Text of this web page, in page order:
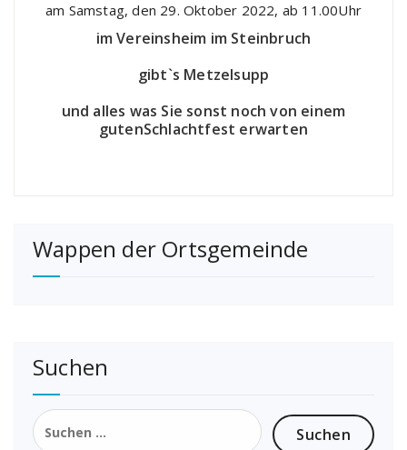
am Samstag, den 29. Oktober 2022, ab 11.00Uhr
im Vereinsheim im Steinbruch
gibt`s Metzelsupp
und alles was Sie sonst noch von einem
gutenSchlachtfest erwarten
Wappen der Ortsgemeinde
Suchen
Suchen
nach: